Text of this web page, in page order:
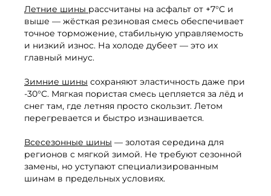
Летние шины рассчитаны на асфальт от +7°C и
выше — жёсткая резиновая смесь обеспечивает
точное торможение, стабильную управляемость
и низкий износ. На холоде дубеет — это их
главный минус.
Зимние шины сохраняют эластичность даже при
-30°C. Мягкая пористая смесь цепляется за лёд и
снег там, где летняя просто скользит. Летом
перегревается и быстро изнашивается.
Всесезонные шины — золотая середина для
регионов с мягкой зимой. Не требуют сезонной
замены, но уступают специализированным
шинам в предельных условиях.